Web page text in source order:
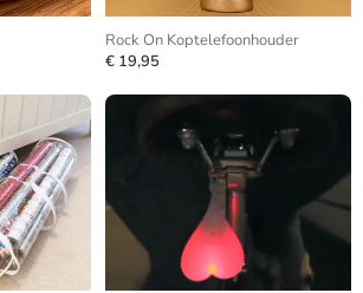
Rock On Koptelefoonhouder
€ 19,95